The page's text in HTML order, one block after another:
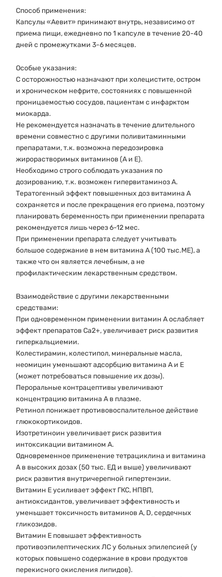
Способ применения:
Капсулы «Аевит» принимают внутрь, независимо от
приема пищи, ежедневно по 1 капсуле в течение 20-40
дней с промежутками 3-6 месяцев.
Особые указания:
С осторожностью назначают при холецистите, остром
и хроническом нефрите, состояниях с повышенной
проницаемостью сосудов, пациентам с инфарктом
миокарда.
Не рекомендуется назначать в течение длительного
времени совместно с другими поливитаминными
препаратами, т.к. возможна передозировка
жирорастворимых витаминов (А и Е).
Необходимо строго соблюдать указания по
дозированию, т.к. возможен гипервитаминоз А.
Тератогенный эффект повышенных доз витамина А
сохраняется и после прекращения его приема, поэтому
планировать беременность при применении препарата
рекомендуется лишь через 6-12 мес.
При применении препарата следует учитывать
большое содержание в нем витамина А (100 тыс.МЕ), а
также что он является лечебным, а не
профилактическим лекарственным средством.
Взаимодействие с другими лекарственными
средствами:
При одновременном применении витамин А ослабляет
эффект препаратов Ca2+, увеличивает риск развития
гиперкальциемии.
Колестирамин, колестипол, минеральные масла,
неомицин уменьшают адсорбцию витамина А и Е
(может потребоваться повышение их дозы).
Пероральные контрацептивы увеличивают
концентрацию витамина А в плазме.
Ретинол понижает противовоспалительное действие
глюкокортикоидов.
Изотретиноин увеличивает риск развития
интоксикации витамином А.
Одновременное применение тетрациклина и витамина
А в высоких дозах (50 тыс. ЕД и выше) увеличивают
риск развития внутричерепной гипертензии.
Витамин Е усиливает эффект ГКС, НПВП,
антиоксидантов, увеличивает эффективность и
уменьшает токсичность витаминов А, D, сердечных
гликозидов.
Витамин Е повышает эффективность
противоэпилептических ЛС у больных эпилепсией (у
которых повышено содержание в крови продуктов
перекисного окисления липидов).